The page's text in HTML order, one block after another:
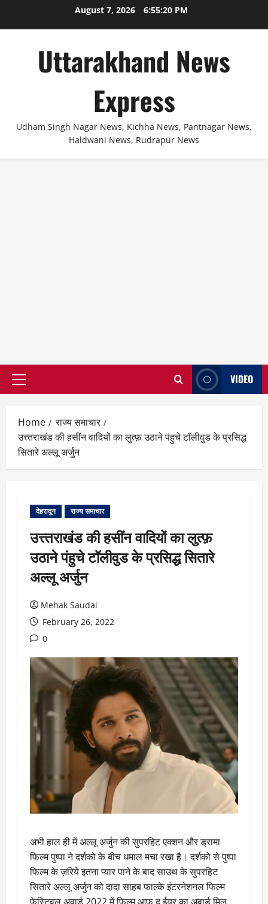
August 7, 2026 6:55:21 PM
Uttarakhand News
Express
Udham Singh Nagar News, Kichha News, Pantnagar News,
Haldwani News, Rudrapur News
Primary
VIDEO
Home
राज्य समाचार
उत्त्तराखंड की हसींन वादियों का लुत्फ़ उठाने पंहुचे टॉलीवुड के प्रसिद्ध
सितारे अल्लू अर्जुन
देहरादून राज्य समाचार
उत्त्तराखंड की हसींन वादियों का लुत्फ़
उठाने पंहुचे टॉलीवुड के प्रसिद्ध सितारे
अल्लू अर्जुन
Mehak Saudai
February 26, 2022
0
अभी हाल ही में अल्लू अर्जुन की सुपरहिट एक्शन और ड्रामा
फिल्म पुष्पा ने दर्शको के बीच धमाल मचा रखा है। दर्शको से पुष्पा
फिल्म के ज़रिये इतना प्यार पाने के बाद साउथ के सुपरहिट
सितारे अल्लू अर्जुन को दादा साहब फाल्के इंटरनेशनल फिल्म